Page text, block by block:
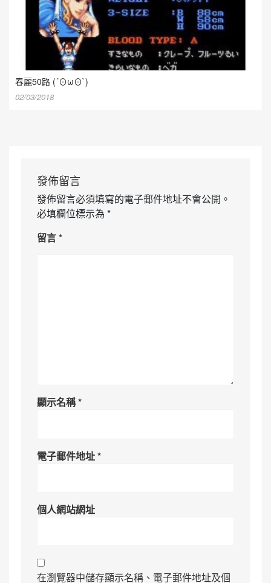
春麗50路 (´⊙ω⊙`)
02/03/2018
發佈留言
發佈留言必須填寫的電子郵件地址不會公開。
必填欄位標示為 *
留言*
顯示名稱*
電子郵件地址*
個人網站網址
在瀏覽器中儲存顯示名稱、電子郵件地址及個